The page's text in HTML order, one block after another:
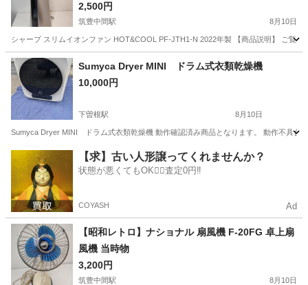
2,500円
筑豊中間駅 8月10日
シャープ スリムイオンファン HOT&COOL PF-JTH1-N 2022年製 【商品説明】 ご覧
福岡 中間市 季節、空調家電
Sumyca Dryer MINI ドラム式衣類乾燥機
10,000円
下曽根駅 8月10日
Sumyca Dryer MINI ドラム式衣類乾燥機 動作確認済み商品となります。 動作不具合
下曽根駅 生活家電
【求】古い人形譲ってくれませんか？
状態が悪くてもOK🙆‍♀️査定0円‼️
COYASH Ad
【昭和レトロ】ナショナル 扇風機 F-20FG 卓上扇
風機 当時物
3,200円
筑豊中間駅 8月10日